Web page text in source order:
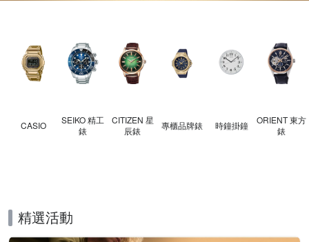
CASIO
SEIKO 精工
錶
CITIZEN 星
辰錶
專櫃品牌錶 時鐘掛鐘
ORIENT 東方
錶
精選活動